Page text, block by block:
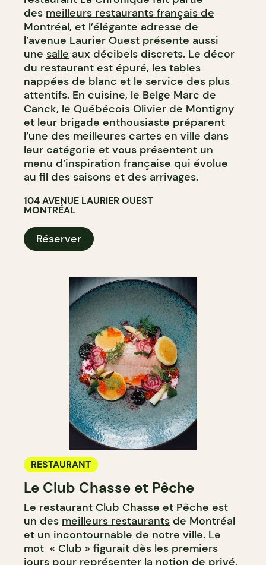
des meilleurs restaurants français de
Montréal, et l’élégante adresse de
l’avenue Laurier Ouest présente aussi
une salle aux décibels discrets. Le décor
du restaurant est épuré, les tables
nappées de blanc et le service des plus
attentifs. En cuisine, le Belge Marc de
Canck, le Québécois Olivier de Montigny
et leur brigade enthousiaste préparent
l’une des meilleures cartes en ville dans
leur catégorie et vous présentent un
menu d’inspiration française qui évolue
au fil des saisons et des arrivages.
104 AVENUE LAURIER OUEST
MONTRÉAL
Réserver
RESTAURANT
Le Club Chasse et Pêche
Le restaurant Club Chasse et Pêche est
un des meilleurs restaurants de Montréal
et un incontournable de notre ville. Le
mot « Club » figurait dès les premiers
jours pour représenter la notion de privé,